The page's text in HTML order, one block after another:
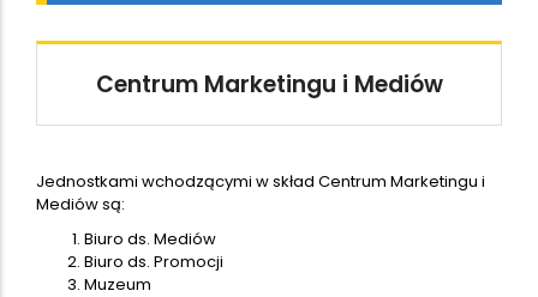
Centrum Marketingu i Mediów
Jednostkami wchodzącymi w skład Centrum Marketingu i
Mediów są:
Biuro ds. Mediów
Biuro ds. Promocji
Muzeum